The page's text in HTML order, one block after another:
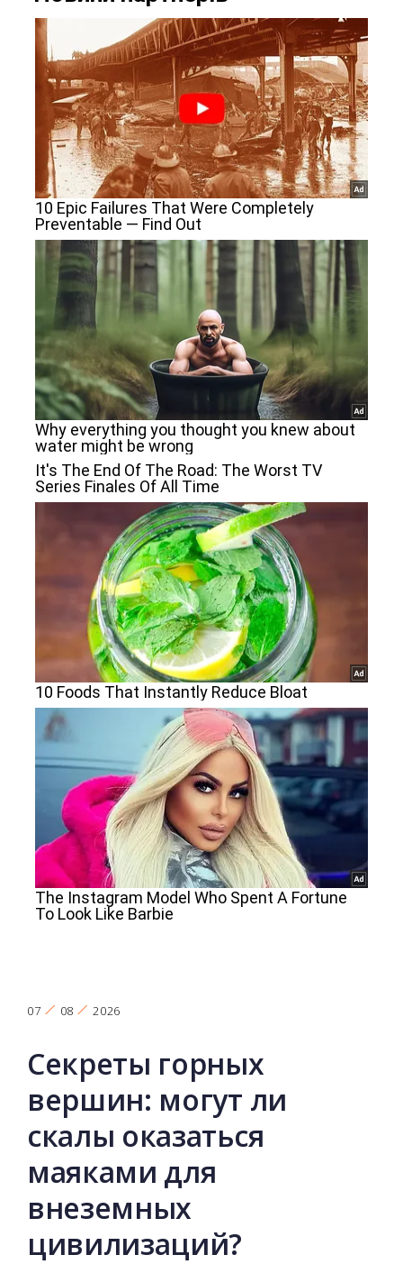
07 08 2026
Секреты горных
вершин: могут ли
скалы оказаться
маяками для
внеземных
цивилизаций?